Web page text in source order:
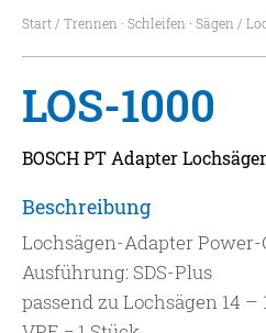
Start/ Trennen · Schleifen · Sägen /
LOS-1000
BOSCH PT Adapter
Beschreibung
Lochsägen-Adapter Power-
Ausführung: SDS-Plus
passend zu Lochsägen 14 –